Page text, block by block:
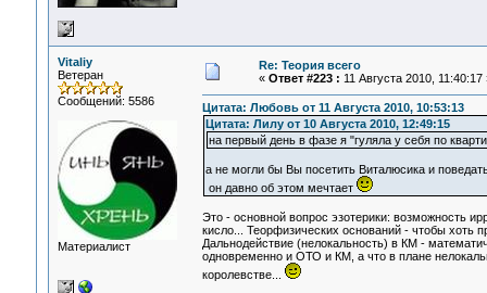
Vitaliy
Ветеран
Сообщений: 5586
Материалист
Re: Теория всего
« Ответ #223 : 11 Августа 2010, 11:40:17
Цитата: Любовь от 11 Августа 2010, 10:53:13
Цитата: Лилу от 10 Августа 2010, 12:49:15
на первый день в фазе я "гуляла у себя по
а не могли бы Вы посетить Виталюсика и
он давно об этом мечтает
Это - основной вопрос эзотерики: возможность
кисло... Теорфизических оснований - чтобы хоть
Дальнодействие (нелокальность) в КМ -
одновременно и ОТО и КМ, а что в плане
королевстве...